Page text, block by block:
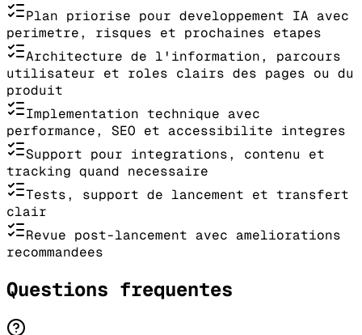
Plan priorise pour developpement IA avec
perimetre, risques et prochaines etapes
Architecture de l'information, parcours
utilisateur et roles clairs des pages ou du
produit
Implementation technique avec
performance, SEO et accessibilite integres
Support pour integrations, contenu et
tracking quand necessaire
Tests, support de lancement et transfert
clair
Revue post-lancement avec ameliorations
recommandees
Questions frequentes